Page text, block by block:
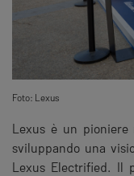
Foto: Lexus
Lexus è un pioniere
sviluppando una
Lexus Electrified. Il